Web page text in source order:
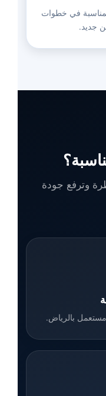
في خطوات
جديد.
وترفع جودة
بالرياض.